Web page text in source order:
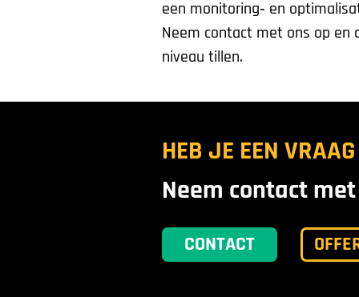
een monitoring‑ en
Neem contact met ons op en
niveau tillen.
HEB JE EEN
Neem contact
CONTACT